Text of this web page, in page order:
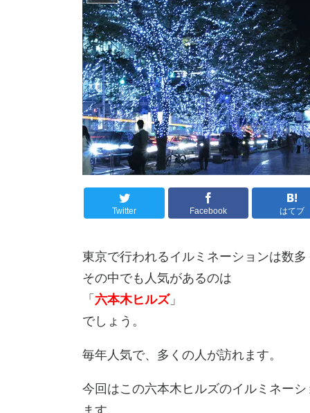
Twitter Facebook はてブ
東京で行われるイルミネーションは数
その中でも人気があるのは
「 六本木ヒルズ」
でしょう。
毎年人気で、多くの人が訪れます。
今回はこの六本木ヒルズのイルミネー
ます。